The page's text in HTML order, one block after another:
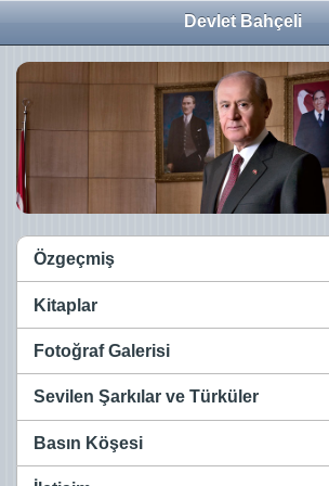
Devlet Bahçeli
Özgeçmiş
Kitaplar
Fotoğraf Galerisi
Sevilen Şarkılar ve Türküler
Basın Köşesi